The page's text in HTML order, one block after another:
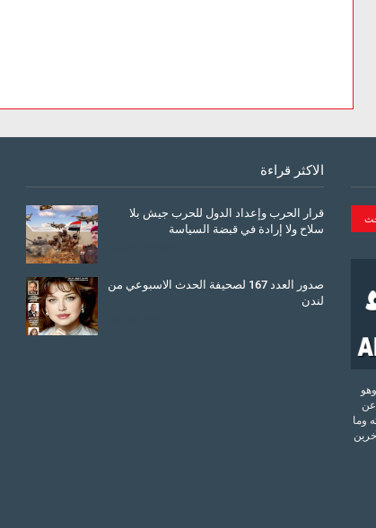
وهو
عن
وما
الاكثر قراءة
قرار الحرب وإعداد الدول للحرب جيش بلا
سلاح ولا إرادة في قبضة السياسة
صدور العدد 167 لصحيفة الحدث الاسبوعي من
لندن